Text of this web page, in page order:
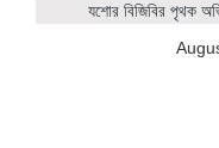
যশোর বিজিবির পৃথক